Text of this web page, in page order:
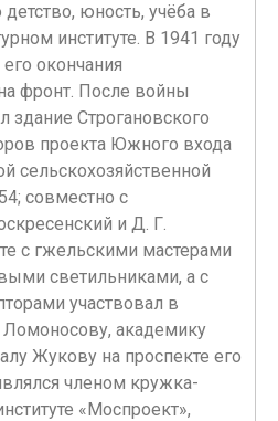
юность, учёба в
институте. В 1941 году
окончания
фронт. После войны
здание Строгановского
проекта Южного входа
сельскохозяйственной
совместно с
и Д. Г.
с гжельскими мастерами
светильниками, а с
участвовал в
академику
Жукову на проспекте его
членом кружка-
«Моспроект»,